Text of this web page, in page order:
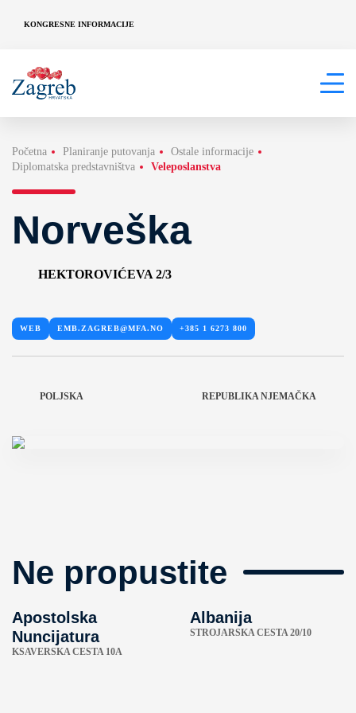
KONGRESNE INFORMACIJE
Početna Planiranje putovanja
Ostale informacije
Diplomatska predstavništva
Veleposlanstva
Norveška
HEKTOROVIĆEVA 2/3
WEB EMB.ZAGREB@MFA.NO +385 1 6273 800
POLJSKA REPUBLIKA NJEMAČKA
Ne propustite
Apostolska
Nuncijatura
KSAVERSKA CESTA 10A
Albanija
STROJARSKA CESTA 20/10